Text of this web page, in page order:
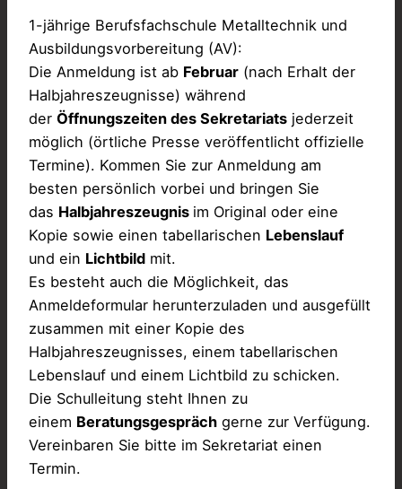
1-jährige Berufsfachschule Metalltechnik und
Ausbildungsvorbereitung (AV):
Die Anmeldung ist ab Februar (nach Erhalt der
Halbjahreszeugnisse) während
der Öffnungszeiten des Sekretariats jederzeit
möglich (örtliche Presse veröffentlicht offizielle
Termine). Kommen Sie zur Anmeldung am
besten persönlich vorbei und bringen Sie
das Halbjahreszeugnis im Original oder eine
Kopie sowie einen tabellarischen Lebenslauf
und ein Lichtbild mit.
Es besteht auch die Möglichkeit, das
Anmeldeformular herunterzuladen und ausgefüllt
zusammen mit einer Kopie des
Halbjahreszeugnisses, einem tabellarischen
Lebenslauf und einem Lichtbild zu schicken.
Die Schulleitung steht Ihnen zu
einem Beratungsgespräch gerne zur Verfügung.
Vereinbaren Sie bitte im Sekretariat einen
Termin.